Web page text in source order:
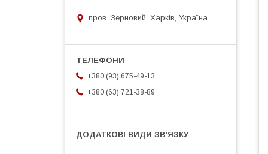
пров. Зерновий, Харків, Україна
+380 (93) 675-49-13
+380 (63) 721-38-89